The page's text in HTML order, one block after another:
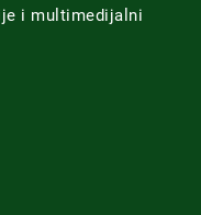
i multimedijalni